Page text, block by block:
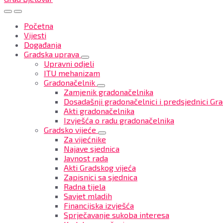
Početna
Vijesti
Događanja
Gradska uprava
Upravni odjeli
ITU mehanizam
Gradonačelnik
Zamjenik gradonačelnika
Dosadašnji gradonačelnici i predsjednici
Akti gradonačelnika
Izvješća o radu gradonačelnika
Gradsko vijeće
Za vijećnike
Najave sjednica
Javnost rada
Akti Gradskog vijeća
Zapisnici sa sjednica
Radna tijela
Savjet mladih
Financijska izvješća
Sprječavanje sukoba interesa